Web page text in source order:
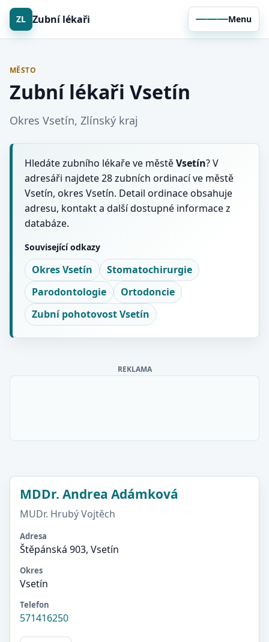
ZL Zubní lékaři Menu
MĚSTO
Zubní lékaři Vsetín
Okres Vsetín, Zlínský kraj
Hledáte zubního lékaře ve městěVsetín? V
adresáři najdete 28 zubních ordinací ve městě
Vsetín, okres Vsetín. Detail ordinace obsahuje
adresu, kontakt a další dostupné informace z
databáze.
Související odkazy
Okres Vsetín
Stomatochirurgie
Parodontologie
Ortodoncie
Zubní pohotovost Vsetín
REKLAMA
MDDr. Andrea Adámková
MUDr. Hrubý Vojtěch
Adresa
Štěpánská 903, Vsetín
Okres
Vsetín
Telefon
571416250